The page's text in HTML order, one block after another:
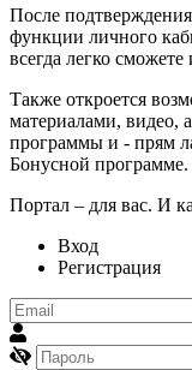
После
функции личного
всегда легко сможете
Также откроется
материалами, видео,
программы и - прям
Бонусной программе.
Портал – для вас. И
Вход
Регистрация